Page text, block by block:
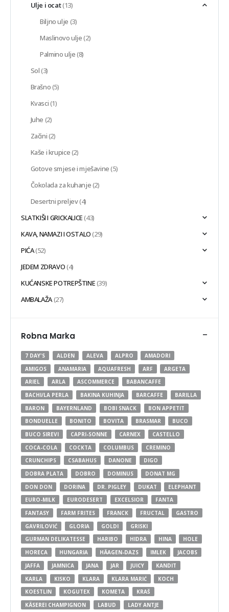
Ulje i ocat(13)
Biljno ulje (3)
Maslinovo ulje(2)
Palmino ulje(8)
Sol(3)
Brašno(5)
Kvasci(1)
Juhe (2)
Začini(2)
Kaše i krupice(2)
Gotove smjese i mješavine(5)
Čokolada za kuhanje(2)
Desertni preljev(4)
SLATKIŠI I GRICKALICE(43)
KAVA, NAMAZI I OSTALO(29)
PIĆA(52)
JEDEM ZDRAVO(4)
KUĆANSKE POTREPŠTINE(39)
AMBALAŽA(27)
Robna Marka -
7 DAY'S ALDEN ALEVA ALPRO
AMADORI
AMIGOS
ANAMARIA AQUAFRESH ARF
ARGETA
ARIEL
ARLA ASCOMMERCE
BABANCAFFE
BACHI/LA PERLA
BAKINA KUHINJA BARCAFFE
BARILLA
BARON
BAYERNLAND BOBI SNACK
BON APPETIT
BONDUELLE
BONITO BOVITA BRASMAR
BUCO
BUCO SIREVI
CAPRI-SONNE CARNEX
CASTELLO
COCA-COLA
COCKTA COLUMBUS
CREMINO
CRUNCHIPS
CSABAHUS DANONE
DIGO
DOBRA PLATA
DOBRO DOMINUS
DONAT MG
DON DON
DORINA DR. PIGLEY DUKAT
ELEPHANT
EURO-MILK
EURODESERT EXCELSIOR
FANTA
FANTASY
FARM FRITES FRANCK FRUCTAL
GASTRO
GAVRILOVIĆ
GLORIA GOLDI
GRISKI
GURMAN DELIKATESSE
HARIBO HIDRA HINA
HOLE
HORECA
HUNGARIA HÄAGEN-DAZS IMLEK
JACOBS
JAFFA
JAMNICA JANA JAR JUICY
KANDIT
KARLA
KISKO KLARA KLARA MARIĆ
KOCH
KOESTLIN
KOGUTEX KOMETA
KRAŠ
KÄSEREI CHAMPIGNON
LABUD
LADY ANTJE